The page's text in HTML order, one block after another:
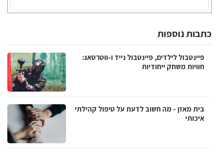
כתבות נוספות
פיינטבול לילדים, פיינטבול נייד ו-ווטרטאג:
חוויות משחק ייחודיות
בית מאזן - מה חשוב לדעת על טיפול קהילתי
איכותי